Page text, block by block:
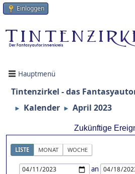
Einloggen
Hauptmenü
Tintenzirkel - das
► Kalender ► April 2023
Zukünftige
LISTE MONAT WOCHE
an